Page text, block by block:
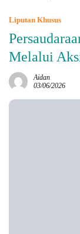
Liputan Khusus
Melalui
Aidan
03/06/2026